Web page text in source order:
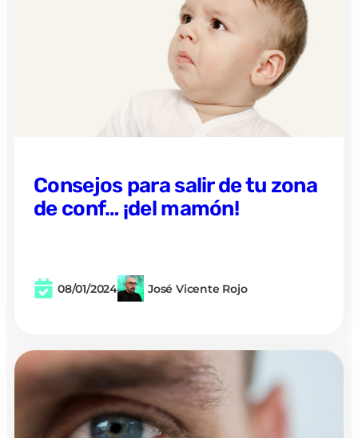
Consejos para salir de tu zona
de conf… ¡del mamón!
08/01/2024 José Vicente Rojo